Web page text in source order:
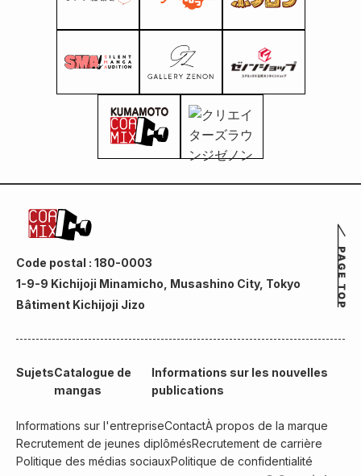
Code postal : 180-0003
1-9-9 Kichijoji Minamicho, Musashino City, Tokyo
Bâtiment Kichijoji Jizo
SujetsCatalogue de
mangas
Informations sur les nouvelles
publications
Informations sur l'entrepriseContactÀ propos de la marque
Recrutement de jeunes diplômésRecrutement de carrière
Politique des médias sociauxPolitique de confidentialité